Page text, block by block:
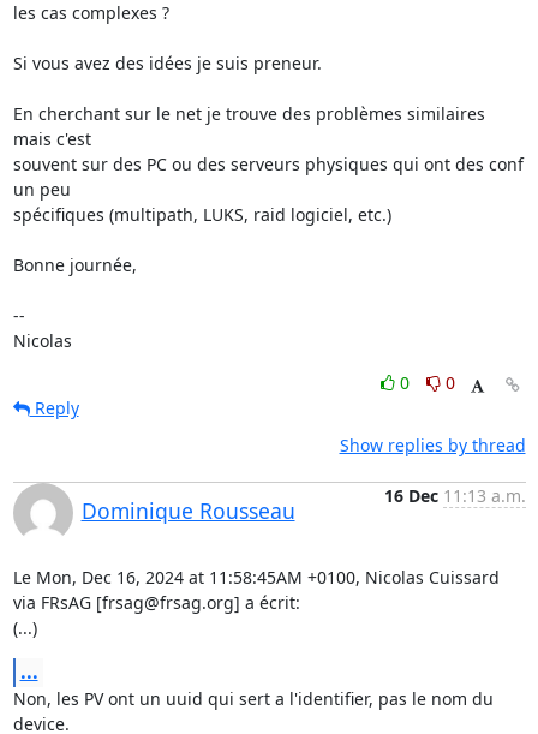
les cas complexes ?
Si vous avez des idées je suis preneur.
En cherchant sur le net je trouve des problèmes similaires
mais c'est
souvent sur des PC ou des serveurs physiques qui ont des conf
un peu
spécifiques (multipath, LUKS, raid logiciel, etc.)
Bonne journée,
--
Nicolas
0
0
Reply
Show replies by thread
Dominique Rousseau
16 Dec 11:13 a.m.
Le Mon, Dec 16, 2024 at 11:58:45AM +0100, Nicolas Cuissard
via FRsAG [frsag@frsag.org] a écrit:
(...)
...
Non, les PV ont un uuid qui sert a l'identifier, pas le nom du
device.